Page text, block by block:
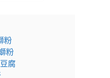
粉
粉
腐